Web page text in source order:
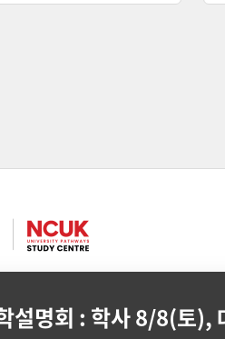
설명회 : 학사 8/8(토),
헤란로 416, 연봉빌딩 2층 (선릉역 1번 출
ㅣ E. Info@ienkorea.com